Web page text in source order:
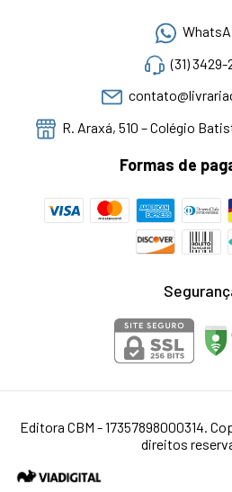
(31)
R. Araxá, 510 – Colégio
Formas de
Editora CBM - 17357898000314.
direitos